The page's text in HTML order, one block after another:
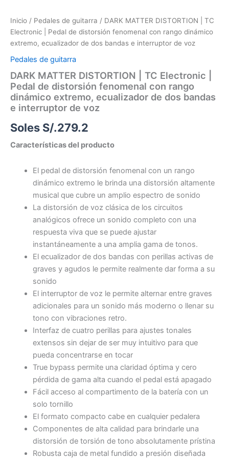
Inicio / Pedales de guitarra / DARK MATTER DISTORTION | TC
Electronic | Pedal de distorsión fenomenal con rango dinámico
extremo, ecualizador de dos bandas e interruptor de voz
Pedales de guitarra
DARK MATTER DISTORTION | TC Electronic |
Pedal de distorsión fenomenal con rango
dinámico extremo, ecualizador de dos bandas
e interruptor de voz
Soles S/.279.2
Características del producto
El pedal de distorsión fenomenal con un rango
dinámico extremo le brinda una distorsión altamente
musical que cubre un amplio espectro de sonido
La distorsión de voz clásica de los circuitos
analógicos ofrece un sonido completo con una
respuesta viva que se puede ajustar
instantáneamente a una amplia gama de tonos.
El ecualizador de dos bandas con perillas activas de
graves y agudos le permite realmente dar forma a su
sonido
El interruptor de voz le permite alternar entre graves
adicionales para un sonido más moderno o llenar su
tono con vibraciones retro.
Interfaz de cuatro perillas para ajustes tonales
extensos sin dejar de ser muy intuitivo para que
pueda concentrarse en tocar
True bypass permite una claridad óptima y cero
pérdida de gama alta cuando el pedal está apagado
Fácil acceso al compartimento de la batería con un
solo tornillo
El formato compacto cabe en cualquier pedalera
Componentes de alta calidad para brindarle una
distorsión de torsión de tono absolutamente prístina
Robusta caja de metal fundido a presión diseñada